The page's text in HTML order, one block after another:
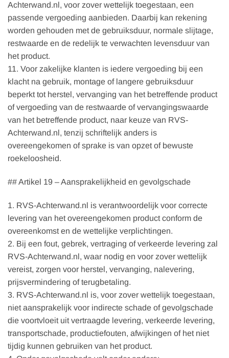
Achterwand.nl, voor zover wettelijk toegestaan, een
passende vergoeding aanbieden. Daarbij kan rekening
worden gehouden met de gebruiksduur, normale slijtage,
restwaarde en de redelijk te verwachten levensduur van
het product.
11. Voor zakelijke klanten is iedere vergoeding bij een
klacht na gebruik, montage of langere gebruiksduur
beperkt tot herstel, vervanging van het betreffende product
of vergoeding van de restwaarde of vervangingswaarde
van het betreffende product, naar keuze van RVS-
Achterwand.nl, tenzij schriftelijk anders is
overeengekomen of sprake is van opzet of bewuste
roekeloosheid.
## Artikel 19 – Aansprakelijkheid en gevolgschade
1. RVS-Achterwand.nl is verantwoordelijk voor correcte
levering van het overeengekomen product conform de
overeenkomst en de wettelijke verplichtingen.
2. Bij een fout, gebrek, vertraging of verkeerde levering zal
RVS-Achterwand.nl, waar nodig en voor zover wettelijk
vereist, zorgen voor herstel, vervanging, nalevering,
prijsvermindering of terugbetaling.
3. RVS-Achterwand.nl is, voor zover wettelijk toegestaan,
niet aansprakelijk voor indirecte schade of gevolgschade
die voortvloeit uit vertraagde levering, verkeerde levering,
transportschade, productiefouten, afwijkingen of het niet
tijdig kunnen gebruiken van het product.